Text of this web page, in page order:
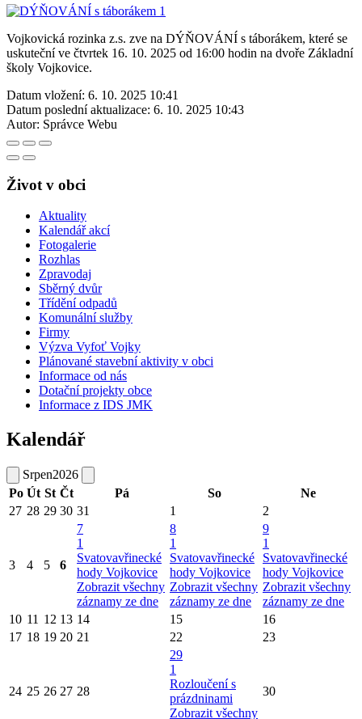
Vojkovická rozinka z.s. zve na DÝŇOVÁNÍ s táborákem, které se
uskuteční ve čtvrtek 16. 10. 2025 od 16:00 hodin na dvoře Základní
školy Vojkovice.
Datum vložení: 6. 10. 2025 10:41
Datum poslední aktualizace: 6. 10. 2025 10:43
Autor: Správce Webu
Život v obci
Aktuality
Kalendář akcí
Fotogalerie
Rozhlas
Zpravodaj
Sběrný dvůr
Třídění odpadů
Komunální služby
Firmy
Výzva Vyfoť Vojky
Plánované stavební aktivity v obci
Informace od nás
Dotační projekty obce
Informace z IDS JMK
Kalendář
Srpen2026
Po Út St Čt Pá So
Ne
27 28 29 30 31 1 2
3 4 5 6
7
1
Svatovavřinecké
hody Vojkovice
Zobrazit všechny
záznamy ze dne
8
1
Svatovavřinecké
hody Vojkovice
Zobrazit všechny
záznamy ze dne
9
1
Svatovavřinecké
hody Vojkovice
Zobrazit všechny
záznamy ze dne
10 11 12 13 14 15
16
17 18 19 20 21 22 23
24 25 26 27 28
29
1
Rozloučení s
prázdninami
Zobrazit všechny
30